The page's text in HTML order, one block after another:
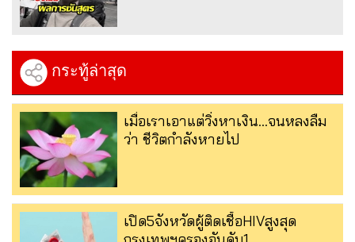
กระทู้ล่าสุด
เมื่อเราเอาแต่วิ่งหาเงิน…จนหลงลืม
ว่า ชีวิตกำลังหายไป
เปิด5จังหวัดผู้ติดเชื้อHIVสูงสุด